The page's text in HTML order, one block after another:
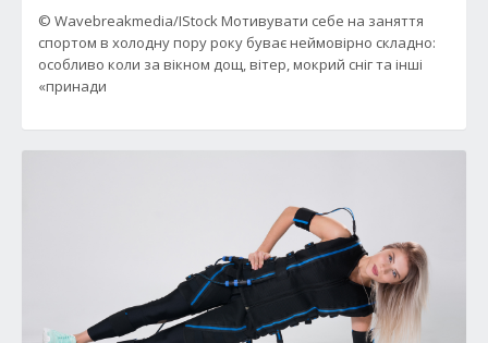
© Wavebreakmedia/IStock Мотивувати себе на заняття
спортом в холодну пору року буває неймовірно складно:
особливо коли за вікном дощ, вітер, мокрий сніг та інші
«принади